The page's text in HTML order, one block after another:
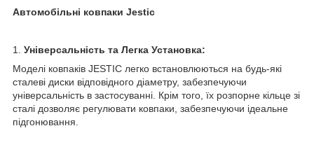
Автомобільні ковпаки Jestic
1. Універсальність та Легка Установка:
Моделі ковпаків JESTIC легко встановлюються на будь-які
сталеві диски відповідного діаметру, забезпечуючи
універсальність в застосуванні. Крім того, їх розпорне кільце зі
сталі дозволяє регулювати ковпаки, забезпечуючи ідеальне
підгонювання.